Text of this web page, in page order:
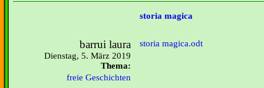
storia magica
barrui laura
Dienstag, 5. März 2019
Thema:
freie Geschichten
storia magica.odt